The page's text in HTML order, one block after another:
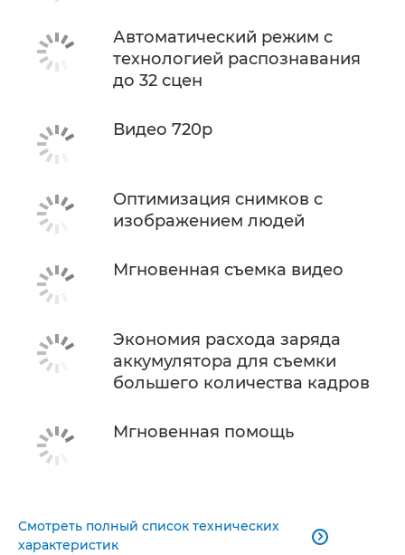
Автоматический режим с
технологией распознавания
до 32 сцен
Видео 720p
Оптимизация снимков с
изображением людей
Мгновенная съемка видео
Экономия расхода заряда
аккумулятора для съемки
большего количества кадров
Мгновенная помощь
Смотреть полный список технических
характеристик
